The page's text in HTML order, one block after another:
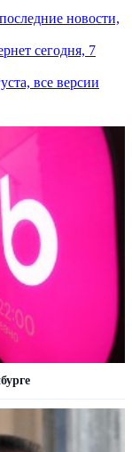
новости,
сегодня, 7
все версии